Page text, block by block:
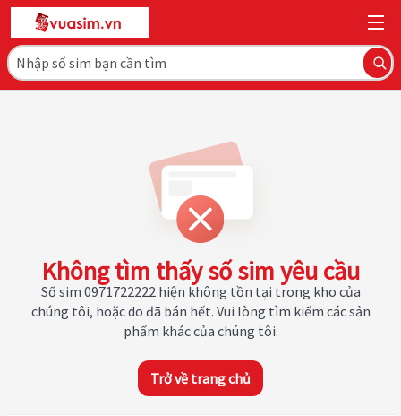
Không tìm thấy số sim yêu cầu
Số sim 0971722222 hiện không tồn tại trong kho của
chúng tôi, hoặc do đã bán hết. Vui lòng tìm kiếm các sản
phẩm khác của chúng tôi.
Trở về trang chủ